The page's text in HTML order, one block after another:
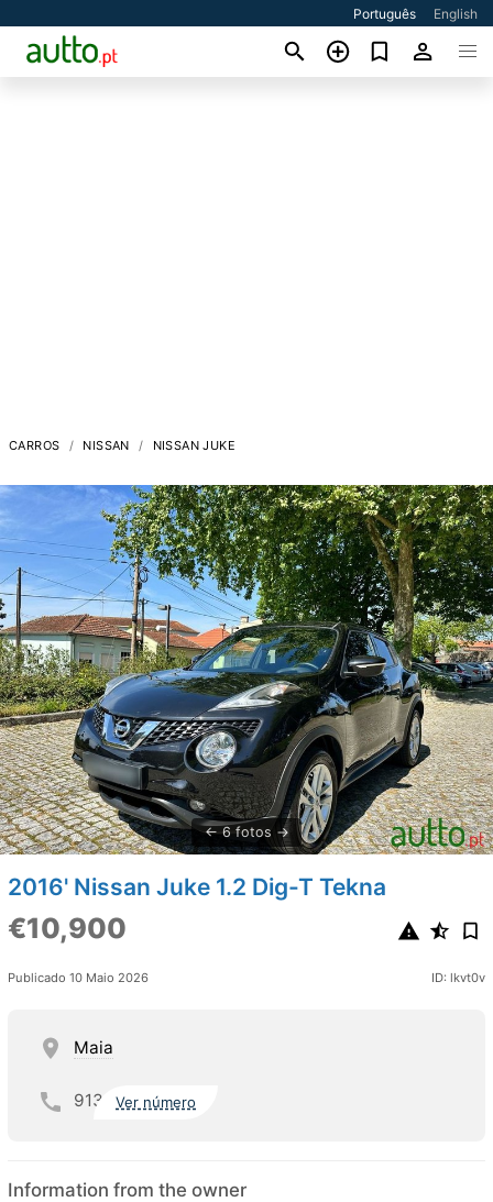
Português English
CARROS NISSAN NISSAN JUKE
6 fotos
2016' Nissan Juke 1.2 Dig-T Tekna
€10,900
Publicado 10 Maio 2026 ID: lkvt0v
Maia
913 Ver número
Information from the owner